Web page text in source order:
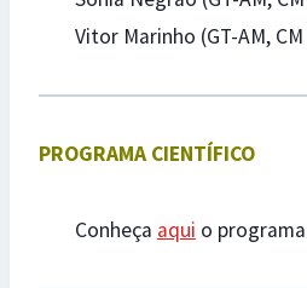
Vitor Marinho (GT-AM,
PROGRAMA CIENTÍFICO
Conheça aqui o